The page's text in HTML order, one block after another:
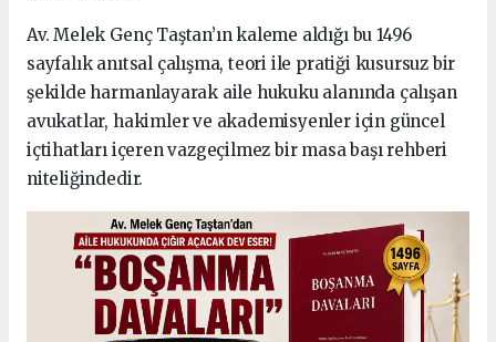
Av. Melek Genç Taştan’ın kaleme aldığı bu 1496
sayfalık anıtsal çalışma, teori ile pratiği kusursuz bir
şekilde harmanlayarak aile hukuku alanında çalışan
avukatlar, hakimler ve akademisyenler için güncel
içtihatları içeren vazgeçilmez bir masa başı rehberi
niteliğindedir.